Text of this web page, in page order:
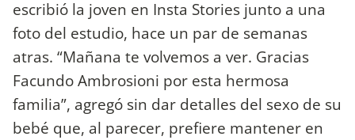
escribió la joven en Insta Stories junto a una
foto del estudio, hace un par de semanas
atras. “Mañana te volvemos a ver. Gracias
Facundo Ambrosioni por esta hermosa
familia”, agregó sin dar detalles del sexo de su
bebé que, al parecer, prefiere mantener en